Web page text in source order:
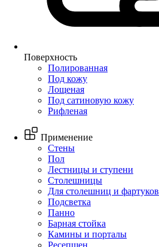
Поверхность
Полированная
Под кожу
Лощеная
Под сатиновую кожу
Рифленая
Применение
Стены
Пол
Лестницы и ступени
Столешницы
Для столешниц и фартуков
Подсветка
Панно
Барная стойка
Камины и порталы
Ресепшен